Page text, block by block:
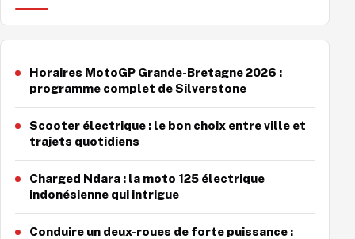
Horaires MotoGP Grande-Bretagne 2026 :
programme complet de Silverstone
Scooter électrique : le bon choix entre ville et
trajets quotidiens
Charged Ndara : la moto 125 électrique
indonésienne qui intrigue
Conduire un deux-roues de forte puissance :